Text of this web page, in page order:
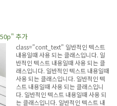
추가
class="cont_text" 일반적인 텍스트
내용일때 사용 되는 클래스입니다. 일
반적인 텍스트 내용일때 사용 되는 클
래스입니다. 일반적인 텍스트 내용일때
사용 되는 클래스입니다. 일반적인 텍
스트 내용일때 사용 되는 클래스입니
다. 일반적인 텍스트 내용일때 사용 되
는 클래스입니다. 일반적인 텍스트 내